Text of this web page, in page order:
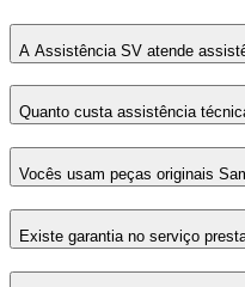
A Assistência SV atende
Quanto custa assistência
Vocês usam peças originais
Existe garantia no serviço